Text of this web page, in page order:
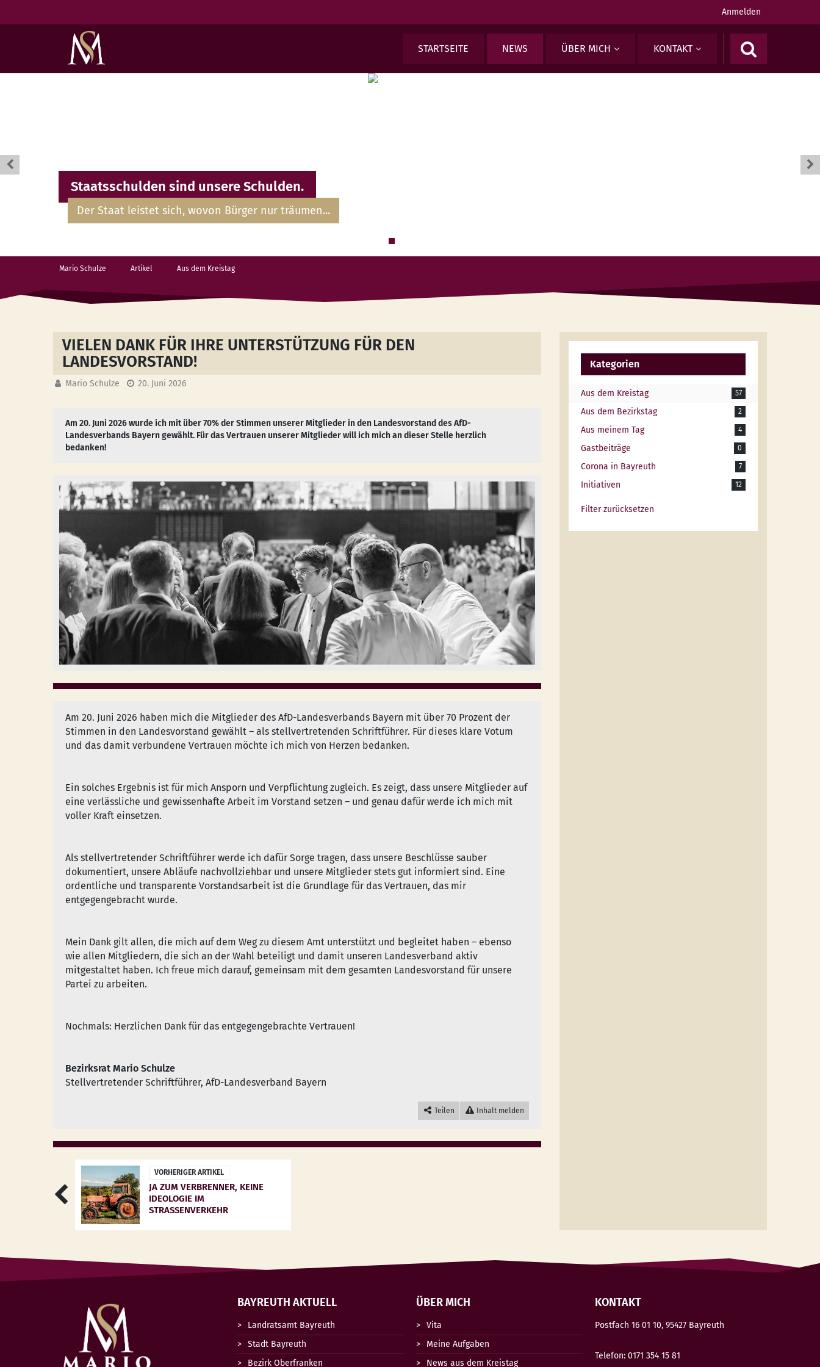
Anmelden
STARTSEITE NEWS ÜBER MICH KONTAKT
Staatsschulden sind unsere Schulden.
Der Staat leistet sich, wovon Bürger nur träumen...
Mario Schulze Artikel Aus dem Kreistag
VIELEN DANK FÜR IHRE UNTERSTÜTZUNG FÜR DEN
LANDESVORSTAND!
Mario Schulze 20. Juni 2026
Am 20. Juni 2026 wurde ich mit über 70% der Stimmen unserer Mitglieder in den Landesvorstand des AfD-
Landesverbands Bayern gewählt. Für das Vertrauen unserer Mitglieder will ich mich an dieser Stelle herzlich
bedanken!
Am 20. Juni 2026 haben mich die Mitglieder des AfD-Landesverbands Bayern mit über 70 Prozent der
Stimmen in den Landesvorstand gewählt – als stellvertretenden Schriftführer. Für dieses klare Votum
und das damit verbundene Vertrauen möchte ich mich von Herzen bedanken.
Ein solches Ergebnis ist für mich Ansporn und Verpflichtung zugleich. Es zeigt, dass unsere Mitglieder auf
eine verlässliche und gewissenhafte Arbeit im Vorstand setzen – und genau dafür werde ich mich mit
voller Kraft einsetzen.
Als stellvertretender Schriftführer werde ich dafür Sorge tragen, dass unsere Beschlüsse sauber
dokumentiert, unsere Abläufe nachvollziehbar und unsere Mitglieder stets gut informiert sind. Eine
ordentliche und transparente Vorstandsarbeit ist die Grundlage für das Vertrauen, das mir
entgegengebracht wurde.
Mein Dank gilt allen, die mich auf dem Weg zu diesem Amt unterstützt und begleitet haben – ebenso
wie allen Mitgliedern, die sich an der Wahl beteiligt und damit unseren Landesverband aktiv
mitgestaltet haben. Ich freue mich darauf, gemeinsam mit dem gesamten Landesvorstand für unsere
Partei zu arbeiten.
Nochmals: Herzlichen Dank für das entgegengebrachte Vertrauen!
Bezirksrat Mario Schulze
Stellvertretender Schriftführer, AfD-Landesverband Bayern
Teilen Inhalt melden
VORHERIGER ARTIKEL
JA ZUM VERBRENNER, KEINE
IDEOLOGIE IM
STRASSENVERKEHR
Kategorien
Aus dem Kreistag 57
Aus dem Bezirkstag 2
Aus meinem Tag 4
Gastbeiträge 0
Corona in Bayreuth 7
Initiativen 12
Filter zurücksetzen
BAYREUTH AKTUELL
Landratsamt Bayreuth
Stadt Bayreuth
Bezirk Oberfranken
ÜBER MICH
Vita
Meine Aufgaben
News aus dem Kreistag
KONTAKT
Postfach 16 01 10, 95427 Bayreuth
Telefon: 0171 354 15 81